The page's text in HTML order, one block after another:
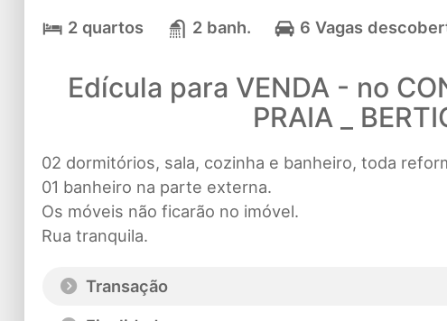
2 quartos 2 banh. 6 Vagas
Edícula para VENDA - no
PRAIA _
02 dormitórios, sala, cozinha e banheiro, toda
01 banheiro na parte externa.
Os móveis não ficarão no imóvel.
Rua tranquila.
Transação